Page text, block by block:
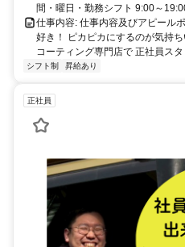
間・曜日・勤務シフト 9:00～
仕事内容: 仕事内容及びアピール
好き！ ピカピカにするのが気持
コーティング専門店で 正社員ス
シフト制 昇給あり
正社員